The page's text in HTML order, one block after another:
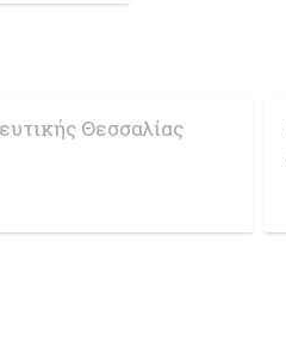
Θεσσαλίας